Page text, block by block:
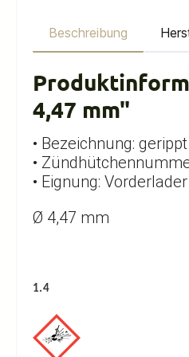
Beschreibung
4,47 mm"
• Bezeichnung: gerippt
•
• Eignung: Vorderlader
Ø 4,47 mm
1.4